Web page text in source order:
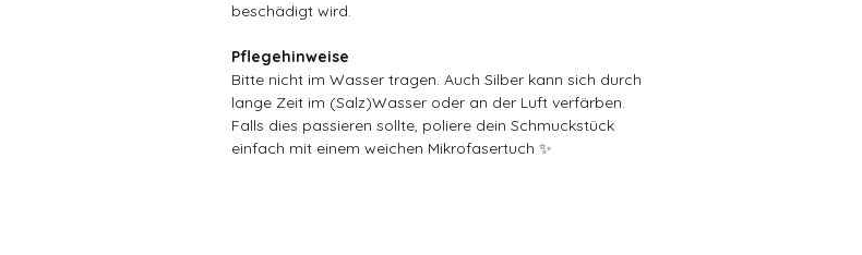
beschädigt wird.
Pflegehinweise
Bitte nicht im Wasser tragen. Auch Silber kann sich durch
lange Zeit im (Salz)Wasser oder an der Luft verfärben.
Falls dies passieren sollte, poliere dein Schmuckstück
einfach mit einem weichen Mikrofasertuch ✨